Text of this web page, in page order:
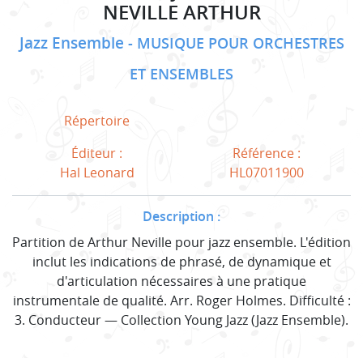
NEVILLE ARTHUR
Jazz Ensemble
MUSIQUE POUR ORCHESTRES
ET ENSEMBLES
Répertoire
Éditeur :
Hal Leonard
Référence :
HL07011900
Description :
Partition de Arthur Neville pour jazz ensemble. L'édition
inclut les indications de phrasé, de dynamique et
d'articulation nécessaires à une pratique
instrumentale de qualité. Arr. Roger Holmes. Difficulté :
3. Conducteur — Collection Young Jazz (Jazz Ensemble).